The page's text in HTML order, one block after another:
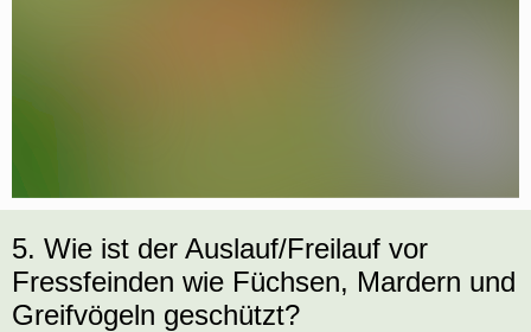
5. Wie ist der Auslauf/Freilauf vor
Fressfeinden wie Füchsen, Mardern und
Greifvögeln geschützt?